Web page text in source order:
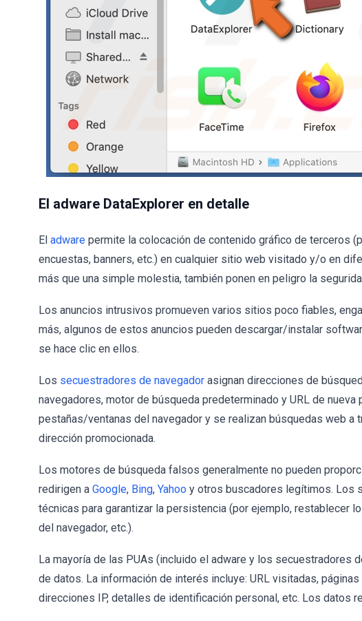
El adware DataExplorer en detalle
El adware permite la colocación de contenido gráfico de terceros
encuestas, banners, etc.) en cualquier sitio web visitado y/o en
más que una simple molestia, también ponen en peligro la
Los anuncios intrusivos promueven varios sitios poco fiables,
más, algunos de estos anuncios pueden descargar/instalar
se hace clic en ellos.
Los secuestradores de navegador asignan direcciones de
navegadores, motor de búsqueda predeterminado y URL de
pestañas/ventanas del navegador y se realizan búsquedas web a
dirección promocionada.
Los motores de búsqueda falsos generalmente no pueden
redirigen a Google, Bing, Yahoo y otros buscadores legítimos. Los
técnicas para garantizar la persistencia (por ejemplo, restablecer
del navegador, etc.).
La mayoría de las PUAs (incluido el adware y los secuestradores
de datos. La información de interés incluye: URL visitadas,
direcciones IP, detalles de identificación personal, etc. Los datos